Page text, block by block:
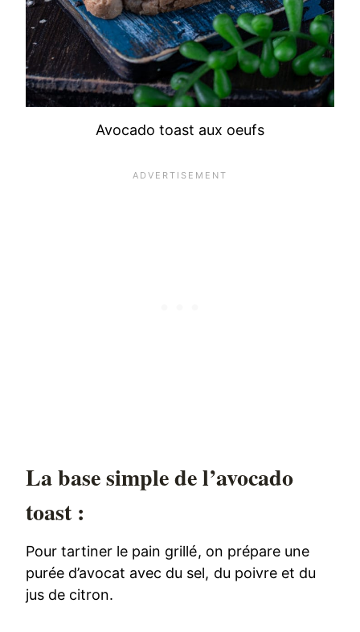
Avocado toast aux oeufs
La base simple de l’avocado
toast :
Pour tartiner le pain grillé, on prépare une
purée d’avocat avec du sel, du poivre et du
jus de citron.